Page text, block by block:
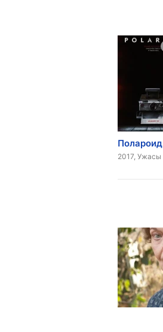
Полароид
2017, Ужасы